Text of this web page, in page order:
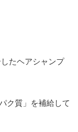
たヘアシャンプ
ク質」を補給して